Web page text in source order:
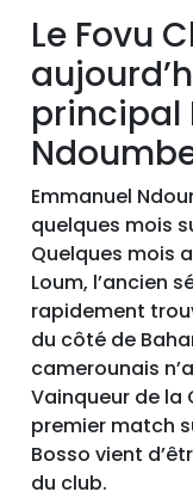
Le Fovu
principal
Emmanuel
quelques mois
Quelques mois
Loum, l’ancien
rapidement
du côté de
camerounais
Vainqueur de la
premier match
Bosso vient
du club.